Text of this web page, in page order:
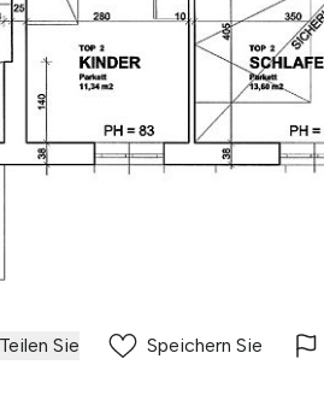
Teilen Sie Speichern Sie